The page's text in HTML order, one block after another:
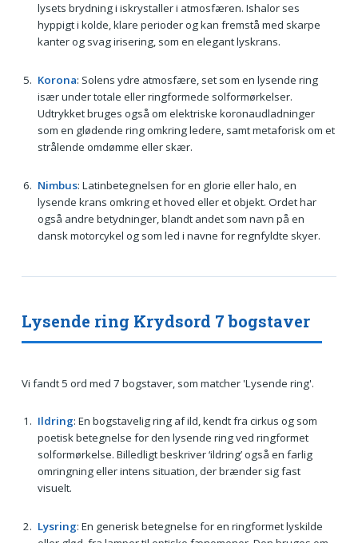
lysets brydning i iskrystaller i atmosfæren. Ishalor ses
hyppigt i kolde, klare perioder og kan fremstå med skarpe
kanter og svag irisering, som en elegant lyskrans.
Korona: Solens ydre atmosfære, set som en lysende ring
især under totale eller ringformede solformørkelser.
Udtrykket bruges også om elektriske koronaudladninger
som en glødende ring omkring ledere, samt metaforisk om et
strålende omdømme eller skær.
Nimbus: Latinbetegnelsen for en glorie eller halo, en
lysende krans omkring et hoved eller et objekt. Ordet har
også andre betydninger, blandt andet som navn på en
dansk motorcykel og som led i navne for regnfyldte skyer.
Lysende ring Krydsord 7 bogstaver
Vi fandt 5 ord med 7 bogstaver, som matcher 'Lysende ring'.
Ildring: En bogstavelig ring af ild, kendt fra cirkus og som
poetisk betegnelse for den lysende ring ved ringformet
solformørkelse. Billedligt beskriver ‘ildring’ også en farlig
omringning eller intens situation, der brænder sig fast
visuelt.
Lysring: En generisk betegnelse for en ringformet lyskilde